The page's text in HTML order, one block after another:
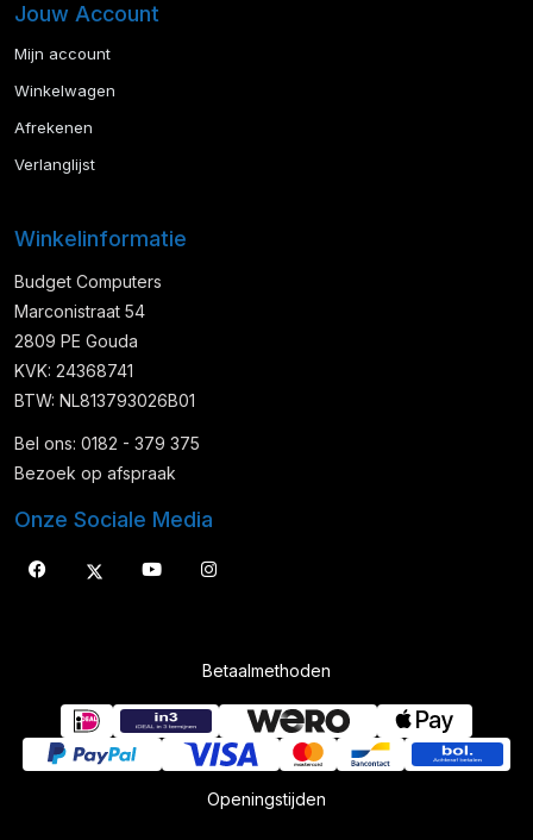
Jouw Account
Mijn account
Winkelwagen
Afrekenen
Verlanglijst
Winkelinformatie
Budget Computers
Marconistraat 54
2809 PE Gouda
KVK: 24368741
BTW: NL813793026B01
Bel ons: 0182 - 379 375
Bezoek op afspraak
Onze Sociale Media
Betaalmethoden
Openingstijden